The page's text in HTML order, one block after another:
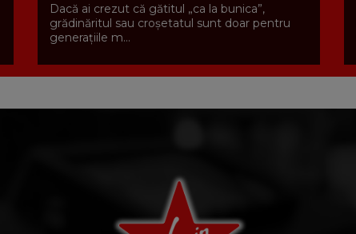
Dacă ai crezut că gătitul „ca la bunica”,
grădinăritul sau croșetatul sunt doar pentru
generațiile m...